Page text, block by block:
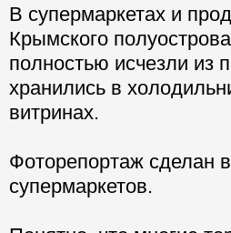
В супермаркетах и
Крымского
полностью исчезли из
хранились в
витринах.
Фоторепортаж сделан
супермаркетов.